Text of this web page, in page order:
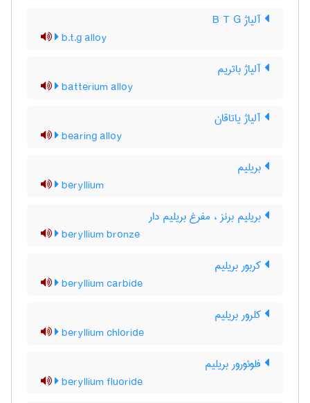
آلیاژ B T G
b.t.g alloy
آلیاژ باتریم
batterium alloy
آلیاژ یاتاقان
bearing alloy
بریلیم
beryllium
بریلیم برنز ، مفرغ بریلیم دار
beryllium bronze
کربور بریلیم
beryllium carbide
کلرور بریلیم
beryllium chloride
فلوئورور بریلیم
beryllium fluoride